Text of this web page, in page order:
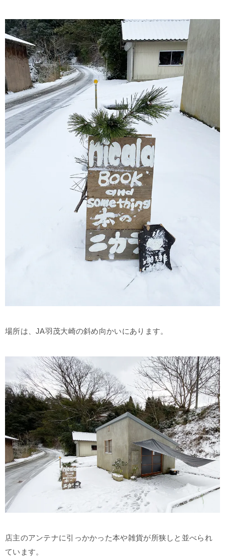
場所は、JA羽茂大崎の斜め向かいにあります。
店主のアンテナに引っかかった本や雑貨が所狭しと並べられ
ています。